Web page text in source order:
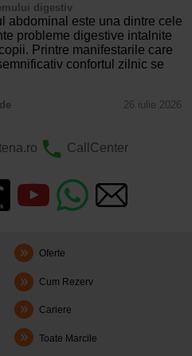
digestiv
abdominal este una dintre cele
probleme digestive intalnite
Printre manifestarile care
confortul zilnic se
26 iulie 2026
CallCenter
Oferte
Cum Rezerv
Cariere
Toate Marcile